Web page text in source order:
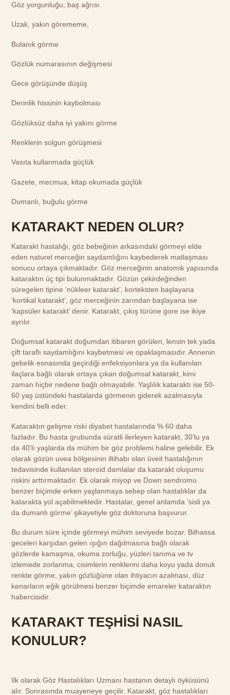
Göz yorgunluğu, baş ağrısı
Uzak, yakın görememe,
Bulanık görme
Gözlük numarasının değişmesi
Gece görüşünde düşüş
Derinlik hissinin kaybolması
Gözlüksüz daha iyi yakını görme
Renklerin solgun görüşmesi
Vasıta kullanmada güçlük
Gazete, mecmua, kitap okumada güçlük
Dumanlı, buğulu görme
KATARAKT NEDEN OLUR?
Katarakt hastalığı, göz bebeğinin arkasındaki görmeyi elde
eden naturel merceğin saydamlığını kaybederek matlaşması
sonucu ortaya çıkmaktadır. Göz merceğinin anatomik yapısında
kataraktın üç tipi bulunmaktadır. Gözün çekirdeğinden
süregelen tipine ‘nükleer katarakt’, korteksten başlayana
‘kortikal katarakt’, göz merceğinin zarından başlayana ise
‘kapsüler katarakt’ denir. Katarakt, çıkış türüne gore ise ikiye
ayrılır.
Doğumsal katarakt doğumdan itibaren görülen, lensin tek yada
çift taraflı saydamlığını kaybetmesi ve opaklaşmasıdır. Annenin
gebelik esnasında geçirdiği enfeksiyonlara ya da kullanılan
ilaçlara bağlı olarak ortaya çıkan doğumsal katarakt, kimi
zaman hiçbir nedene bağlı olmayabilir. Yaşlılık kataraktı ise 50-
60 yaş üstündeki hastalarda görmenin giderek azalmasıyla
kendini belli eder.
Kataraktın gelişme riski diyabet hastalarında % 60 daha
fazladır. Bu hasta grubunda süratli ilerleyen katarakt, 30’lu ya
da 40’lı yaşlarda da mühim bir göz problemi haline gelebilir. Ek
olarak gözün uvea bölgesinin iltihabı olan üveit hastalığının
tedavisinde kullanılan steroid damlalar da katarakt oluşumu
riskini arttırmaktadır. Ek olarak miyop ve Down sendromu
benzer biçimde erken yaşlanmaya sebep olan hastalıklar da
katarakta yol açabilmektedir. Hastalar, genel anlamda ‘sisli ya
da dumanlı görme’ şikayetiyle göz doktoruna başvurur.
Bu durum süre içinde görmeyi mühim seviyede bozar. Bilhassa
geceleri karşıdan gelen ışığın dağılmasına bağlı olarak
gözlerde kamaşma, okuma zorluğu, yüzleri tanıma ve tv
izlemede zorlanma, cisimlerin renklerini daha koyu yada donuk
renkte görme, yakın gözlüğüne olan ihtiyacın azalması, düz
kenarların eğik görülmesi benzer biçimde emareler kataraktın
habercisidir.
KATARAKT TEŞHİSİ NASIL
KONULUR?
Ilk olarak Göz Hastalıkları Uzmanı hastanın detaylı öyküsünü
alır. Sonrasında muayeneye geçilir. Katarakt, göz hastalıkları